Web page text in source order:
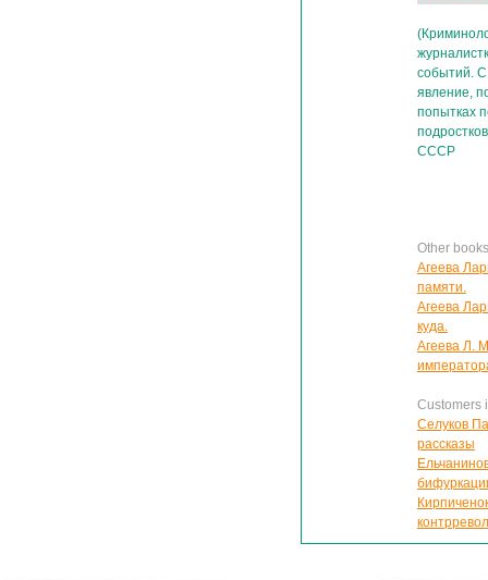
событий. С
явление,
попытках
СССР
Other
Агеева
памяти.
Агеева
куда.
Агеева Л.
Customers
Селуков
рассказы